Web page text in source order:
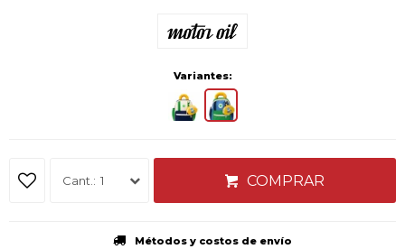
Variantes:
1 COMPRAR
Métodos y costos de envío